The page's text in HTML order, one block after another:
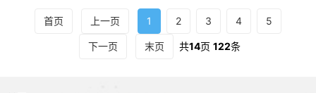
首页 上一页 1 2 3 4 5
下一页 末页 共14页 122条